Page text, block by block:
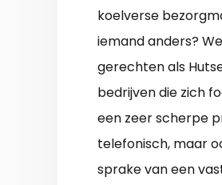
koelverse
iemand anders?
gerechten als
bedrijven die zich
een zeer scherpe
telefonisch, maar
sprake van een